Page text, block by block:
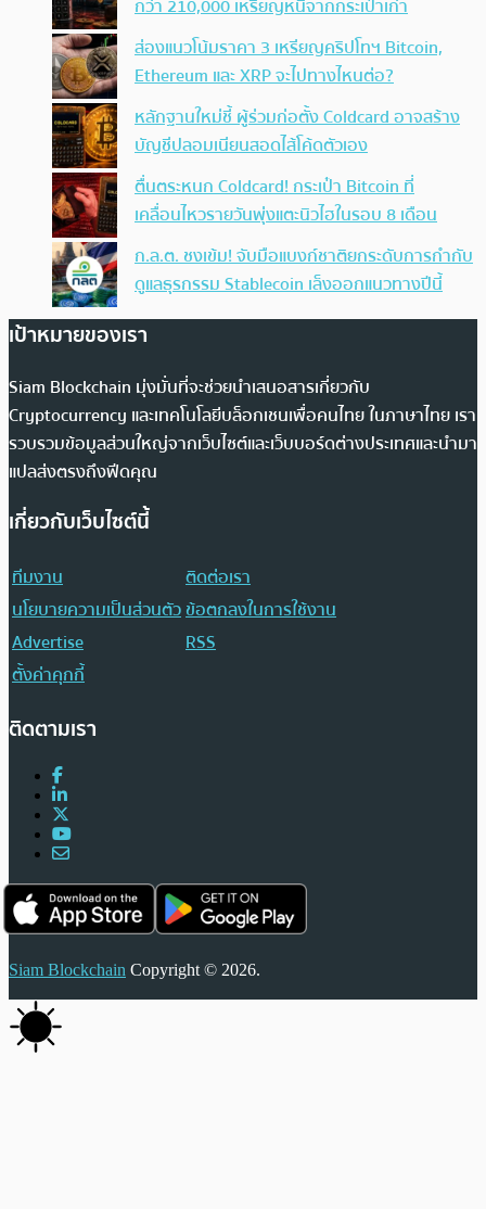
กว่า 210,000 เหรียญหนีจากกระเป๋าเก่า
ส่องแนวโน้มราคา 3 เหรียญคริปโทฯ Bitcoin,
Ethereum และ XRP จะไปทางไหนต่อ?
หลักฐานใหม่ชี้ ผู้ร่วมก่อตั้ง Coldcard อาจสร้าง
บัญชีปลอมเนียนสอดไส้โค้ดตัวเอง
ตื่นตระหนก Coldcard! กระเป๋า Bitcoin ที่
เคลื่อนไหวรายวันพุ่งแตะนิวไฮในรอบ 8 เดือน
ก.ล.ต. ชงเข้ม! จับมือแบงก์ชาติยกระดับการกำกับ
ดูแลธุรกรรม Stablecoin เล็งออกแนวทางปีนี้
เป้าหมายของเรา
Siam Blockchain มุ่งมั่นที่จะช่วยนำเสนอสารเกี่ยวกับ
Cryptocurrency และเทคโนโลยีบล็อกเชนเพื่อคนไทย ในภาษาไทย เรา
รวบรวมข้อมูลส่วนใหญ่จากเว็บไซต์และเว็บบอร์ดต่างประเทศและนำมา
แปลส่งตรงถึงฟีดคุณ
เกี่ยวกับเว็บไซต์นี้
ทีมงาน
ติดต่อเรา
นโยบายความเป็นส่วนตัวข้อตกลงในการใช้งาน
Advertise
RSS
ตั้งค่าคุกกี้
ติดตามเรา
Siam Blockchain Copyright © 2026.